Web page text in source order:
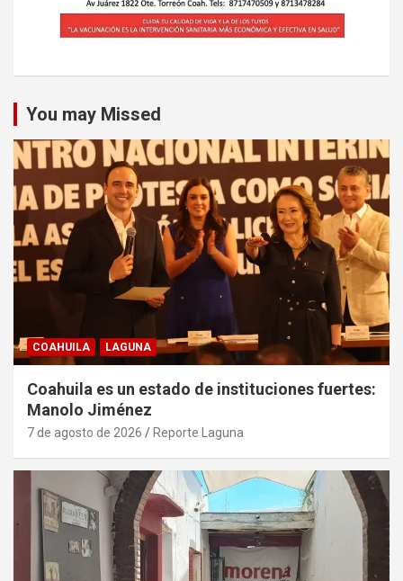
You may Missed
COAHUILA LAGUNA
Coahuila es un estado de instituciones fuertes:
Manolo Jiménez
7 de agosto de 2026 Reporte Laguna